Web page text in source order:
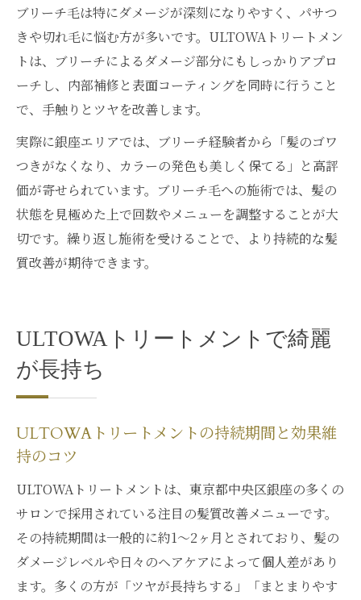
ブリーチ毛は特にダメージが深刻になりやすく、パサつ
きや切れ毛に悩む方が多いです。ULTOWAトリートメン
トは、ブリーチによるダメージ部分にもしっかりアプロ
ーチし、内部補修と表面コーティングを同時に行うこと
で、手触りとツヤを改善します。
実際に銀座エリアでは、ブリーチ経験者から「髪のゴワ
つきがなくなり、カラーの発色も美しく保てる」と高評
価が寄せられています。ブリーチ毛への施術では、髪の
状態を見極めた上で回数やメニューを調整することが大
切です。繰り返し施術を受けることで、より持続的な髪
質改善が期待できます。
ULTOWAトリートメントで綺麗
が長持ち
ULTOWAトリートメントの持続期間と効果維
持のコツ
ULTOWAトリートメントは、東京都中央区銀座の多くの
サロンで採用されている注目の髪質改善メニューです。
その持続期間は一般的に約1～2ヶ月とされており、髪の
ダメージレベルや日々のヘアケアによって個人差があり
ます。多くの方が「ツヤが長持ちする」「まとまりやす